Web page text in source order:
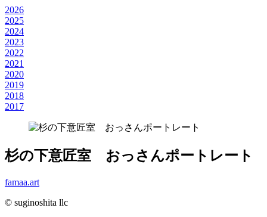
2026
2025
2024
2023
2022
2021
2020
2019
2018
2017
杉の下意匠室 おっさんポートレート
famaa.art
© suginoshita llc